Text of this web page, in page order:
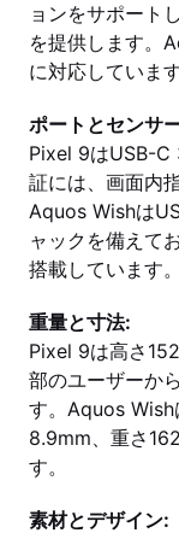
ョンをサポート
を提供します。
に対応しています
ポートとセンサ
Pixel 9はUSB-C
証には、画面内
Aquos Wishは
ャックを備えて
搭載しています。
重量と寸法:
Pixel 9は高さ
部のユーザーか
す。Aquos Wish
8.9mm、重さ
す。
素材とデザイン: